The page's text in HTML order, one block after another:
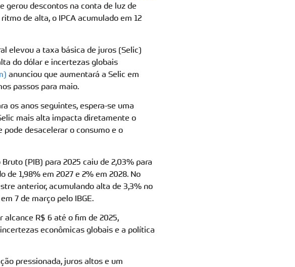
gerou descontos na conta de luz de
de alta, o IPCA acumulado em 12
elevou a taxa básica de juros (Selic)
do dólar e incertezas globais
anunciou que aumentará a Selic em
passos para maio.
os anos seguintes, espera-se uma
mais alta impacta diretamente o
desacelerar o consumo e o
(PIB) para 2025 caiu de 2,03% para
de 1,98% em 2027 e 2% em 2028. No
anterior, acumulando alta de 3,3% no
7 de março pelo IBGE.
R$ 6 até o fim de 2025,
econômicas globais e a política
pressionada, juros altos e um